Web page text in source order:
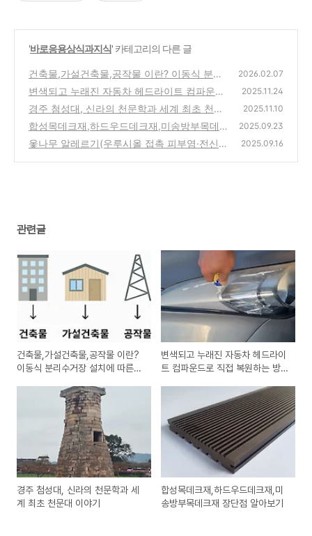
'바로응용상식과지식' 카테고리의 다른 글
건축물,가설건축물,공작물 이란? 이동식 분리
수거장 설치에 따른 검토서
(0)
2026.02.07
변색되고 누래진 자동차 헤드라이트 컴파운드
로 직접 복원하는 방법
(1)
2025.11.24
경주 첨성대, 신라의 천문학과 세계 최초 천문
대 이야기
(0)
2025.11.10
합성목데크재,하드우드데크재,미송방부목데
크재 장단점 알아보기
(0)
2025.09.23
옻나무 알레르기(우루시올 접촉 피부염·전신
2025.09.16
관련글
건축물,가설건축물,공작물 이란?
이동식 분리수거장 설치에 따른
변색되고 누래진 자동차 헤드라이
트 컴파운드로 직접 복원하는 방
경주 첨성대, 신라의 천문학과 세
계 최초 천문대 이야기
합성목데크재,하드우드데크재,미
송방부목데크재 장단점 알아보기